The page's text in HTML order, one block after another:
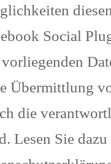
Social
Übermittlung
die
Lesen Sie